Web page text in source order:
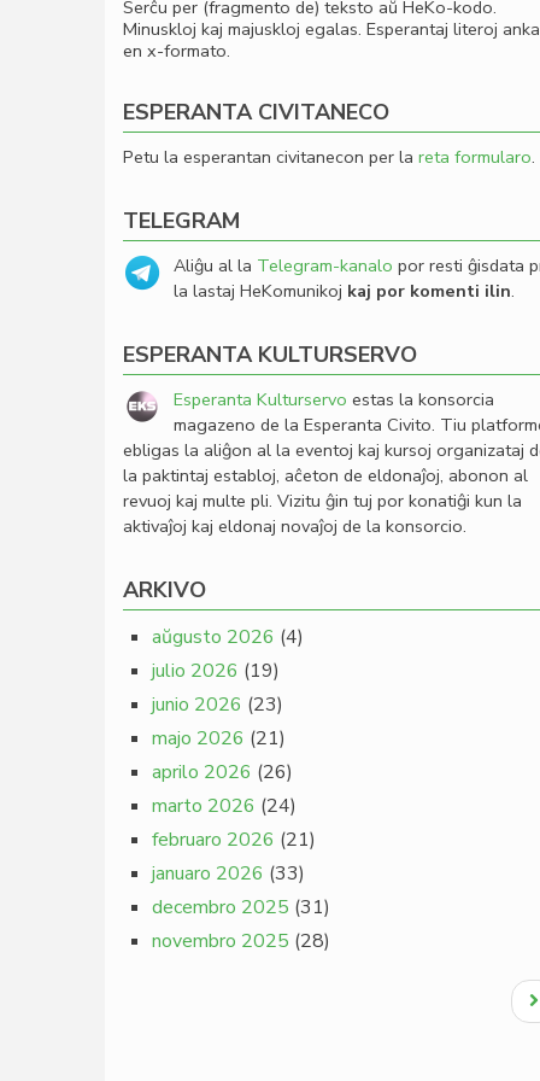
Serĉu per (fragmento de) teksto aŭ HeKo-kodo.
Minuskloj kaj majuskloj egalas. Esperantaj literoj
en x-formato.
ESPERANTA CIVITANECO
Petu la esperantan civitanecon per la reta formularo.
TELEGRAM
Aliĝu al la Telegram-kanalo por resti ĝisdata
la lastaj HeKomunikoj kaj por komenti ilin.
ESPERANTA KULTURSERVO
Esperanta Kulturservo estas la konsorcia
magazeno de la Esperanta Civito. Tiu
ebligas la aliĝon al la eventoj kaj kursoj organizataj
la paktintaj establoj, aĉeton de eldonaĵoj, abonon al
revuoj kaj multe pli. Vizitu ĝin tuj por konatiĝi kun la
aktivaĵoj kaj eldonaj novaĵoj de la konsorcio.
ARKIVO
aŭgusto 2026 (4)
julio 2026 (19)
junio 2026 (23)
majo 2026 (21)
aprilo 2026 (26)
marto 2026 (24)
februaro 2026 (21)
januaro 2026 (33)
decembro 2025 (31)
novembro 2025 (28)